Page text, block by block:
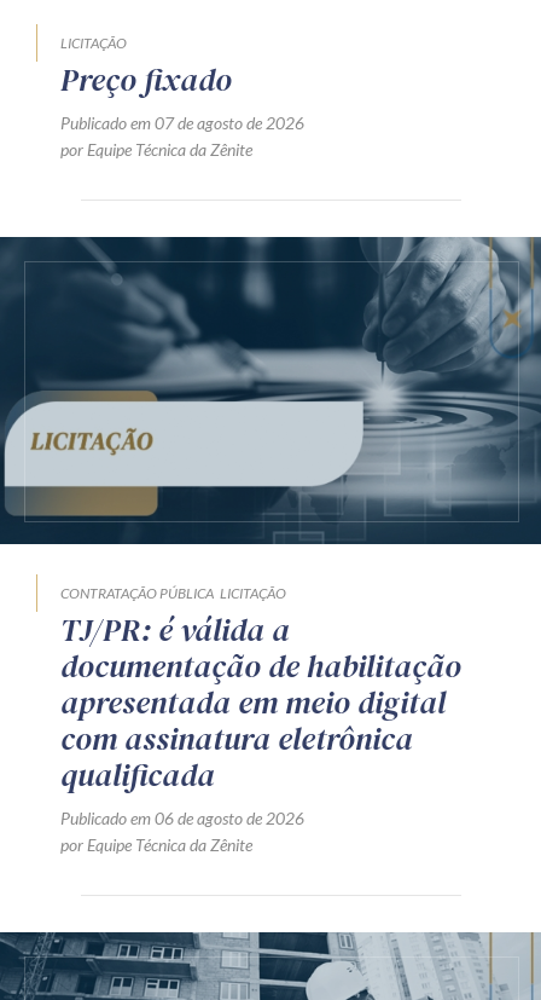
LICITAÇÃO
Preço fixado
Publicado em 07 de agosto de 2026
por Equipe Técnica da Zênite
CONTRATAÇÃO PÚBLICA LICITAÇÃO
TJ/PR: é válida a
documentação de habilitação
apresentada em meio digital
com assinatura eletrônica
qualificada
Publicado em 06 de agosto de 2026
por Equipe Técnica da Zênite